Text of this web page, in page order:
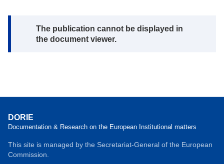
Note:
The publication cannot be displayed in
the document viewer.
DORIE
Documentation & Research on the European Institutional matters
This site is managed by the Secretariat-General of the European
Commission.